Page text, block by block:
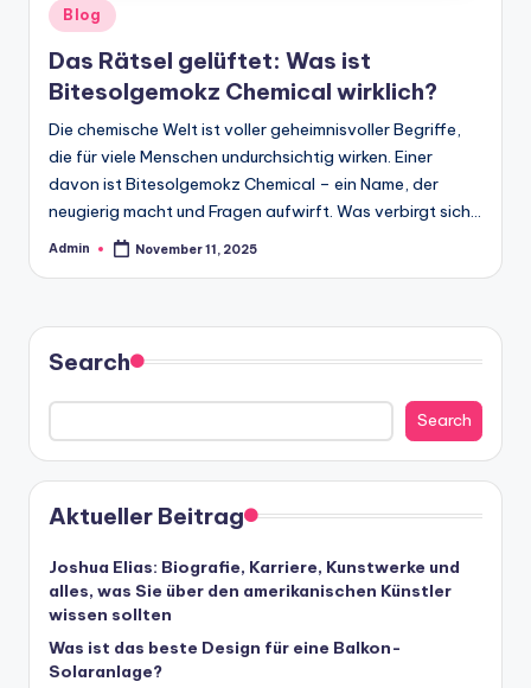
Posted
in
Blog
Das Rätsel gelüftet: Was ist
Bitesolgemokz Chemical wirklich?
Die chemische Welt ist voller geheimnisvoller Begriffe,
die für viele Menschen undurchsichtig wirken. Einer
davon ist Bitesolgemokz Chemical – ein Name, der
neugierig macht und Fragen aufwirft. Was verbirgt sich…
Posted
Admin November 11, 2025
Search
Search
Aktueller Beitrag
Joshua Elias: Biografie, Karriere, Kunstwerke und
alles, was Sie über den amerikanischen Künstler
wissen sollten
Was ist das beste Design für eine Balkon-
Solaranlage?